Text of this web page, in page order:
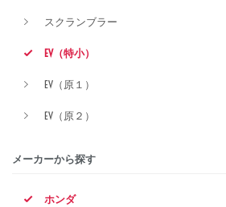
スクランブラー
EV（特小）
EV（原１）
EV（原２）
メーカーから探す
ホンダ